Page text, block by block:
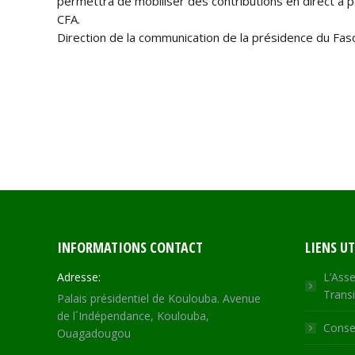
CFA.
Direction de la communication de la présidence du
INFORMATIONS CONTACT
Adresse:
Palais présidentiel de Koulouba. Avenue
de l´Indépendance, Koulouba,
Ouagadougou
LIENS